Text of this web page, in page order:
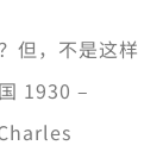
但，不是这样
1930 –